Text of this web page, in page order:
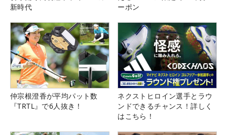
新時代
ーポン
仲宗根澄香が平均パット数
『TRTL』で6人抜き！
ネクストヒロイン選手とラウ
ンドできるチャンス！詳しく
はこちら！